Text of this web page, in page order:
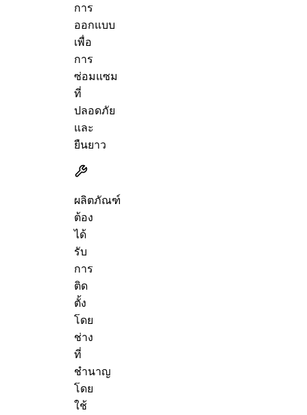
การ
ออกแบบ
เพื่อ
การ
ซ่อมแซม
ที่
ปลอดภัย
และ
ยืนยาว
ผลิตภัณฑ์
ต้อง
ได้
รับ
การ
ติด
ตั้ง
โดย
ช่าง
ที่
ชำนาญ
โดย
ใช้